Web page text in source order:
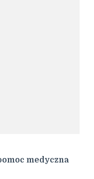
medyczna